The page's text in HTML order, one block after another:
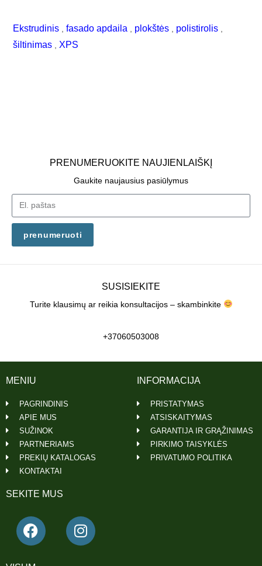
Ekstrudinis ,fasado apdaila plokštės polistirolis
šiltinimas XPS
PRENUMERUOKITE NAUJIENLAIŠKĮ
Gaukite naujausius pasiūlymus
prenumeruoti
SUSISIEKITE
Turite klausimų ar reikia konsultacijos – skambinkite
+37060503008
SEKITE MUS
INFORMACIJA
PRISTATYMAS
ATSISKAITYMAS
GARANTIJA IR GRĄŽINIMAS
PIRKIMO TAISYKLĖS
PRIVATUMO POLITIKA
MENIU
PAGRINDINIS
APIE MUS
SUŽINOK
PARTNERIAMS
PREKIŲ KATALOGAS
KONTAKTAI